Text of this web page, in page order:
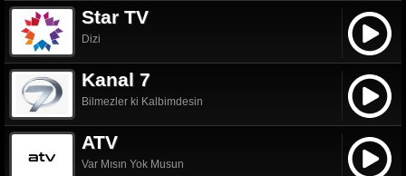
Star TV
Dizi
Kanal 7
Bilmezler ki Kalbimdesin
ATV
Var Mısın Yok Musun